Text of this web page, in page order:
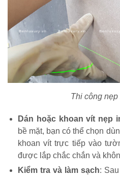
Thi công
Dán hoặc khoan vít nẹp
bề mặt, bạn có thể chọn
khoan vít trực tiếp vào
được lắp chắc chắn và
Kiểm tra và làm sạch: